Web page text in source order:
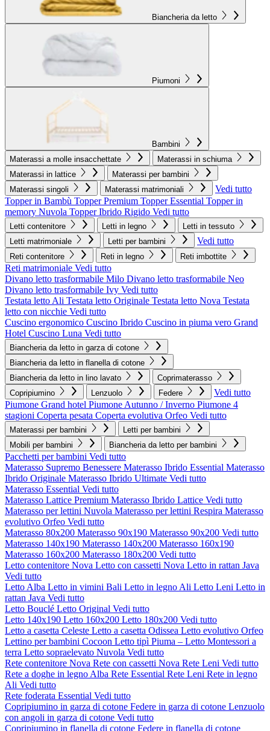
Biancheria da letto
Piumoni
Bambini
Materassi a molle insacchettate
Materassi in schiuma
Materassi in lattice
Materassi per bambini
Materassi singoli
Materassi matrimoniali
Vedi tutto
Topper in Bambù Topper Premium Topper Essential Topper in
memory Nuvola Topper Ibrido Rigido Vedi tutto
Letti contenitore Letti in legno
Letti in tessuto
Letti matrimoniale
Letti per bambini Vedi tutto
Reti contenitore Reti in legno Reti imbottite
Reti matrimoniale Vedi tutto
Divano letto trasformabile Milo Divano letto trasformabile Neo
Divano letto trasformabile Ivy Vedi tutto
Testata letto Ali Testata letto Originale Testata letto Nova Testata
letto con nicchie Vedi tutto
Cuscino ergonomico Cuscino Ibrido Cuscino in piuma vero Grand
Hotel Cuscino Luna Vedi tutto
Biancheria da letto in garza di cotone
Biancheria da letto in flanella di cotone
Biancheria da letto in lino lavato
Coprimaterasso
Copripiumino
Lenzuolo Federe
Vedi tutto
Piumone Grand hotel Piumone Autunno / Inverno Piumone 4
stagioni Coperta pesata Coperta evolutiva Orfeo Vedi tutto
Materassi per bambini
Letti per bambini
Mobili per bambini
Biancheria da letto per bambini
Pacchetti per bambini Vedi tutto
Materasso Supremo Benessere Materasso Ibrido Essential Materasso
Ibrido Originale Materasso Ibrido Ultimate Vedi tutto
Materasso Essential Vedi tutto
Materasso Lattice Premium Materasso Ibrido Lattice Vedi tutto
Materasso per lettini Nuvola Materasso per lettini Respira Materasso
evolutivo Orfeo Vedi tutto
Materasso 80x200 Materasso 90x190 Materasso 90x200 Vedi tutto
Materasso 140x190 Materasso 140x200 Materasso 160x190
Materasso 160x200 Materasso 180x200 Vedi tutto
Letto contenitore Nova Letto con cassetti Nova Letto in rattan Java
Vedi tutto
Letto Alba Letto in vimini Bali Letto in legno Ali Letto Leni Letto in
rattan Java Vedi tutto
Letto Bouclé Letto Original Vedi tutto
Letto 140x190 Letto 160x200 Letto 180x200 Vedi tutto
Letto a casetta Celeste Letto a casetta Odissea Letto evolutivo Orfeo
Lettino per bambini Cocoon Letto tipì Piuma – Letto Montessori a
terra Letto sopraelevato Nuvola Vedi tutto
Rete contenitore Nova Rete con cassetti Nova Rete Leni Vedi tutto
Rete a doghe in legno Alba Rete Essential Rete Leni Rete in legno
Ali Vedi tutto
Rete foderata Essential Vedi tutto
Copripiumino in garza di cotone Federe in garza di cotone Lenzuolo
con angoli in garza di cotone Vedi tutto
Copripiumino in flanella di cotone Federe in flanella di cotone